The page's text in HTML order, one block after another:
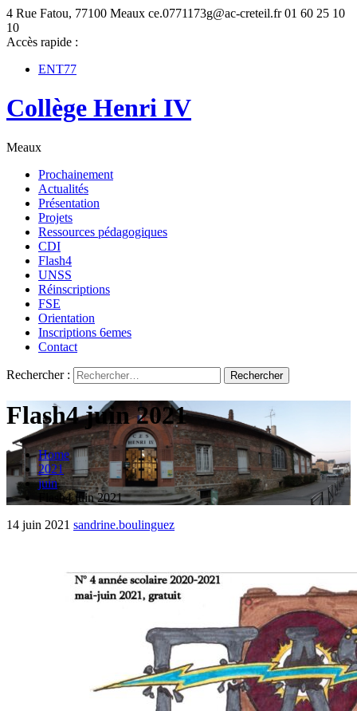
4 Rue Fatou, 77100 Meaux ce.0771173g@ac-creteil.fr 01 60 25 10
10
Accès rapide :
ENT77
Collège Henri IV
Meaux
Prochainement
Actualités
Présentation
Projets
Ressources pédagogiques
CDI
Flash4
UNSS
Réinscriptions
FSE
Orientation
Inscriptions 6emes
Contact
Rechercher :
Flash4 juin 2021
Home
2021
juin
Flash4 juin 2021
14 juin 2021 sandrine.boulinguez